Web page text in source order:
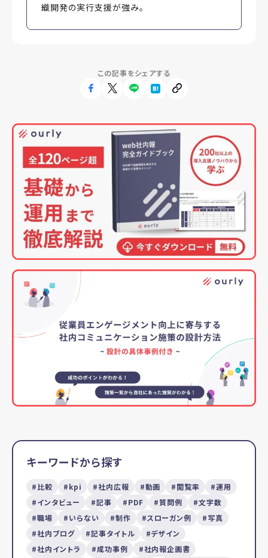
この記事をシェアする
織開発の実行支援が強み。
キーワードから探す
比較 kpi 社内広報 動画 閲覧率
運用
インタビュー
記事 PDF 質問例
文字数
職場
いらない 制作 スローガン例
写真
社内ブログ
記事タイトル
デザイン
社内イントラ
成功事例
社内報企画書